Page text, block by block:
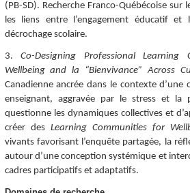
(PB-SD). Recherche Franco-Québécoise
les liens entre l’engagement éducatif
décrochage scolaire.
3. Co-Designing Professional Learning
Wellbeing and la “Bienvivance” Across
Canadienne ancrée dans le contexte
enseignant, aggravée par le stress et la
questionne les dynamiques collectives et
créer des Learning Communities for
vivants favorisant l’enquête partagée, la
autour d’une conception systémique et
cadres participatifs et adaptatifs.